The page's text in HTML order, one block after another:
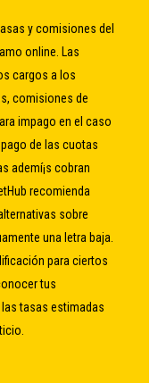
y comisiones del
online. Las
cargos a los
comisiones de
impago en el caso
de las cuotas
ademí¡s cobran
recomienda
sobre
una letra baja.
para ciertos
tus
tasas estimadas